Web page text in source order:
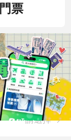
票
請選擇